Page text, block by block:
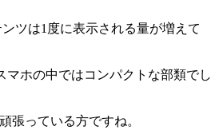
ツは1度に表示される量が増えて
マホの中ではコンパクトな部類でし
張っている方ですね。